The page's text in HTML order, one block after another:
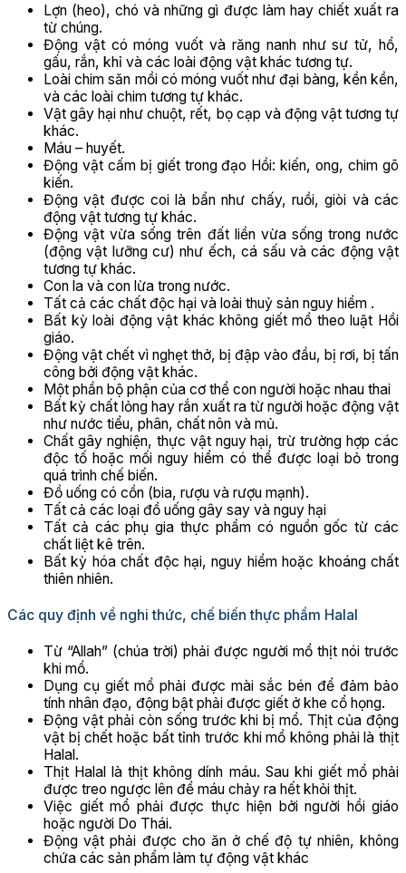
Lợn (heo), chó và những gì được làm hay chiết xuất ra
từ chúng.
Động vật có móng vuốt và răng nanh như sư tử, hổ,
gấu, rắn, khỉ và các loài động vật khác tương tự.
Loài chim săn mồi có móng vuốt như đại bàng, kền kền,
và các loài chim tương tự khác.
Vật gây hại như chuột, rết, bọ cạp và động vật tương tự
khác.
Máu – huyết.
Động vật cấm bị giết trong đạo Hồi: kiến, ong, chim gõ
kiến.
Động vật được coi là bẩn như chấy, ruồi, giòi và các
động vật tương tự khác.
Động vật vừa sống trên đất liền vừa sống trong nước
(động vật lưỡng cư) như ếch, cá sấu và các động vật
tương tự khác.
Con la và con lừa trong nước.
Tất cả các chất độc hại và loài thuỷ sản nguy hiểm .
Bất kỳ loài động vật khác không giết mổ theo luật Hồi
giáo.
Động vật chết vì nghẹt thở, bị đập vào đầu, bị rơi, bị tấn
công bởi động vật khác.
Một phần bộ phận của cơ thể con người hoặc nhau thai
Bất kỳ chất lỏng hay rắn xuất ra từ người hoặc động vật
như nước tiểu, phân, chất nôn và mủ.
Chất gây nghiện, thực vật nguy hại, trừ trường hợp các
độc tố hoặc mối nguy hiểm có thể được loại bỏ trong
quá trình chế biến.
Đồ uống có cồn (bia, rượu và rượu mạnh).
Tất cả các loại đồ uống gây say và nguy hại
Tất cả các phụ gia thực phẩm có nguồn gốc từ các
chất liệt kê trên.
Bất kỳ hóa chất độc hại, nguy hiểm hoặc khoáng chất
thiên nhiên.
Các quy định về nghi thức, chế biến thực phẩm Halal
Từ “Allah” (chúa trời) phải được người mổ thịt nói trước
khi mổ.
Dụng cụ giết mổ phải được mài sắc bén để đảm bảo
tính nhân đạo, động bật phải được giết ở khe cổ họng.
Động vật phải còn sống trước khi bị mổ. Thịt của động
vật bị chết hoặc bất tỉnh trước khi mổ không phải là thịt
Halal.
Thịt Halal là thịt không dính máu. Sau khi giết mổ phải
được treo ngược lên để máu chảy ra hết khỏi thịt.
Việc giết mổ phải được thực hiện bởi người hồi giáo
hoặc người Do Thái.
Động vật phải được cho ăn ở chế độ tự nhiên, không
chứa các sản phẩm làm tự động vật khác